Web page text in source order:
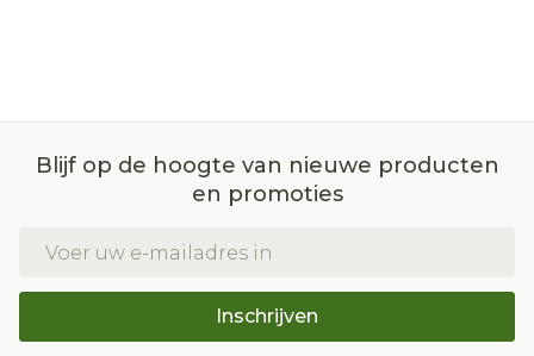
Blijf op de hoogte van nieuwe producten
en promoties
Inschrijven